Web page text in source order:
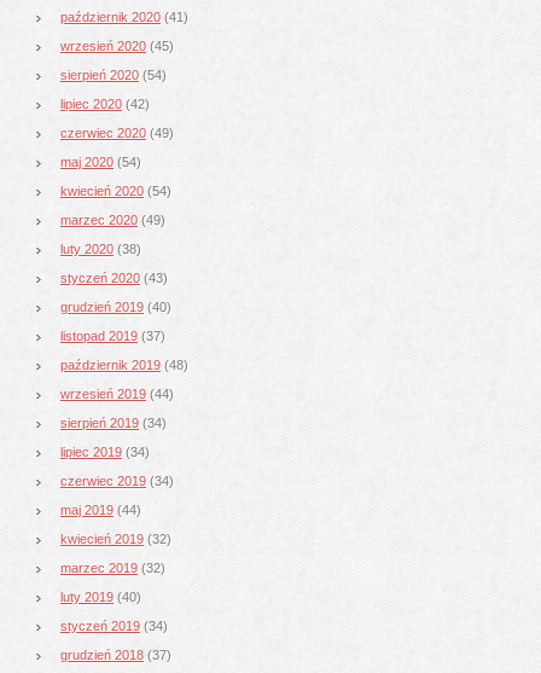
październik 2020 (41)
wrzesień 2020 (45)
sierpień 2020 (54)
lipiec 2020 (42)
czerwiec 2020 (49)
maj 2020 (54)
kwiecień 2020 (54)
marzec 2020 (49)
luty 2020 (38)
styczeń 2020 (43)
grudzień 2019 (40)
listopad 2019 (37)
październik 2019 (48)
wrzesień 2019 (44)
sierpień 2019 (34)
lipiec 2019 (34)
czerwiec 2019 (34)
maj 2019 (44)
kwiecień 2019 (32)
marzec 2019 (32)
luty 2019 (40)
styczeń 2019 (34)
grudzień 2018 (37)